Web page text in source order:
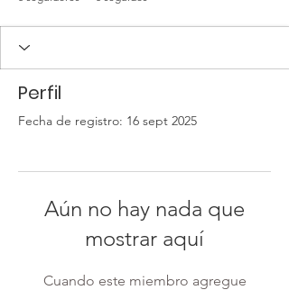
Perfil
Fecha de registro: 16 sept 2025
Aún no hay nada que
mostrar aquí
Cuando este miembro agregue